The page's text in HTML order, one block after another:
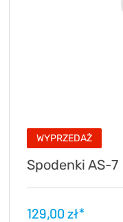
WYPRZEDAŻ
Spodenki AS-7
129,00 zł*